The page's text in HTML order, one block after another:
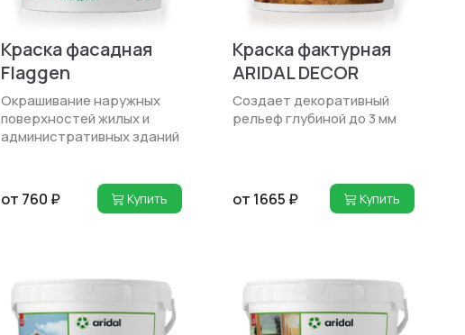
Краска фасадная
Flaggen
Окрашивание наружных
поверхностей жилых и
административных зданий
от 760 ₽ Купить
Краска фактурная
ARIDAL DECOR
Создает декоративный
рельеф глубиной до 3 мм
от 1665 ₽ Купить